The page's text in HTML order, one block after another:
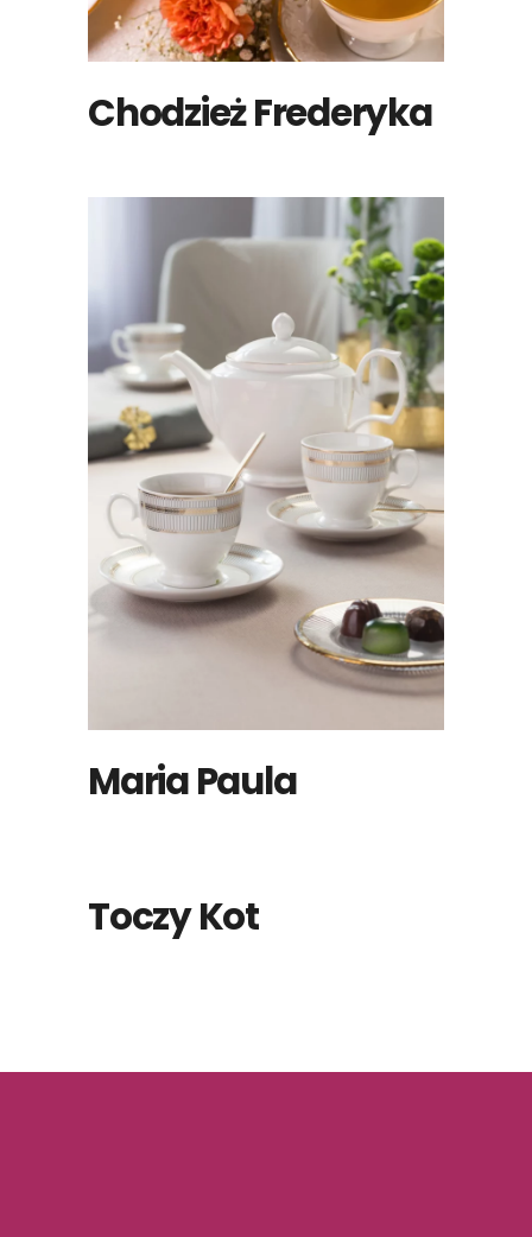
Chodzież Frederyka
Maria Paula
Toczy Kot